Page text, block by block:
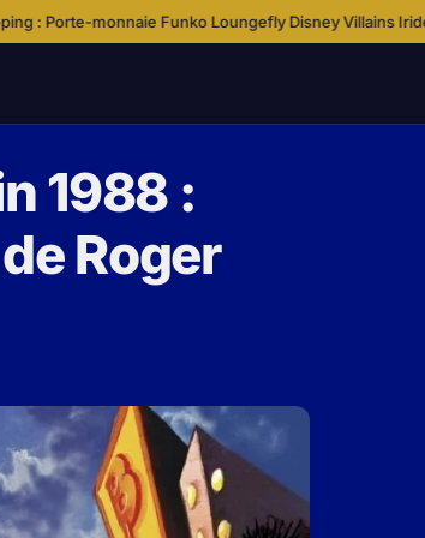
Disney Villains Iridescent·Quel Est Le Tarif D’un
1988 :
Roger